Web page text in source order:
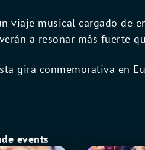
viaje musical cargado de
a resonar más fuerte
gira conmemorativa en
events